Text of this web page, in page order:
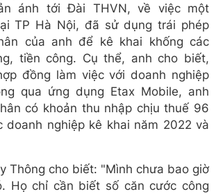
ánh tới Đài THVN, về việc một
TP Hà Nội, đã sử dụng trái phép
của anh để kê khai khống các
tiền công. Cụ thể, anh cho biết,
đồng làm việc với doanh nghiệp
qua ứng dụng Etax Mobile, anh
có khoản thu nhập chịu thuế 96
doanh nghiệp kê khai năm 2022 và
Thông cho biết: "Mình chưa bao giờ
Họ chỉ cần biết số căn cước công